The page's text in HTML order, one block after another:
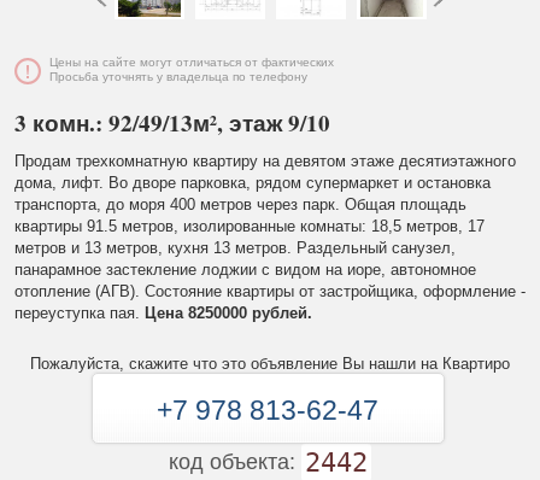
Цены на сайте могут отличаться от фактических
Просьба уточнять у владельца по телефону
3 комн.: 92/49/13м², этаж 9/10
Продам трехкомнатную квартиру на девятом этаже десятиэтажного
дома, лифт. Во дворе парковка, рядом супермаркет и остановка
транспорта, до моря 400 метров через парк. Общая площадь
квартиры 91.5 метров, изолированные комнаты: 18,5 метров, 17
метров и 13 метров, кухня 13 метров. Раздельный санузел,
панарамное застекление лоджии с видом на иоре, автономное
отопление (АГВ). Состояние квартиры от застройщика, оформление -
переуступка пая. Цена 8250000 рублей.
Пожалуйста, скажите что это объявление Вы нашли на Квартиро
+7 978 813-62-47
код объекта: 2442